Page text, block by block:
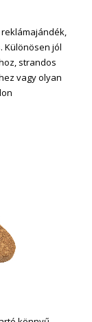
Különösen jól
strandos
vagy olyan